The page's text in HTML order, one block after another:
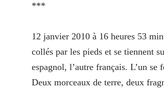
***
12 janvier 2010 à 16 heures 53
collés par les pieds et se tiennent
espagnol, l’autre français. L’un se
Deux morceaux de terre, deux